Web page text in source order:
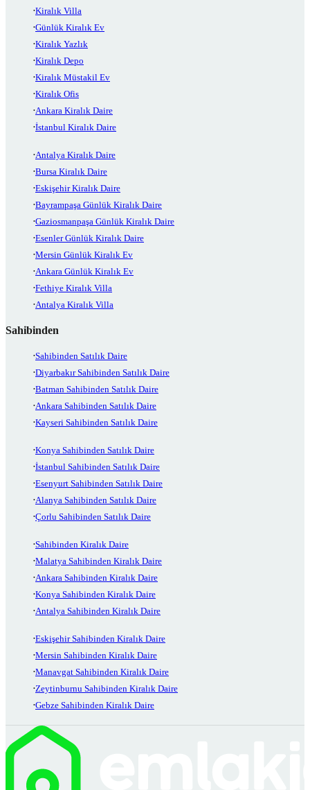
Kiralık Villa
Günlük Kiralık Ev
Kiralık Yazlık
Kiralık Depo
Kiralık Müstakil Ev
Kiralık Ofis
Ankara Kiralık Daire
İstanbul Kiralık Daire
Antalya Kiralık Daire
Bursa Kiralık Daire
Eskişehir Kiralık Daire
Bayrampaşa Günlük Kiralık Daire
Gaziosmanpaşa Günlük Kiralık Daire
Esenler Günlük Kiralık Daire
Mersin Günlük Kiralık Ev
Ankara Günlük Kiralık Ev
Fethiye Kiralık Villa
Antalya Kiralık Villa
Sahibinden
Sahibinden Satılık Daire
Diyarbakır Sahibinden Satılık Daire
Batman Sahibinden Satılık Daire
Ankara Sahibinden Satılık Daire
Kayseri Sahibinden Satılık Daire
Konya Sahibinden Satılık Daire
İstanbul Sahibinden Satılık Daire
Esenyurt Sahibinden Satılık Daire
Alanya Sahibinden Satılık Daire
Çorlu Sahibinden Satılık Daire
Sahibinden Kiralık Daire
Malatya Sahibinden Kiralık Daire
Ankara Sahibinden Kiralık Daire
Konya Sahibinden Kiralık Daire
Antalya Sahibinden Kiralık Daire
Eskişehir Sahibinden Kiralık Daire
Mersin Sahibinden Kiralık Daire
Manavgat Sahibinden Kiralık Daire
Zeytinburnu Sahibinden Kiralık Daire
Gebze Sahibinden Kiralık Daire